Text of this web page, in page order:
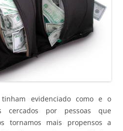
evidenciado como e o
cercados por pessoas que
tornamos mais propensos a